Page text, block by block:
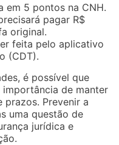
em 5 pontos na CNH.
pagar R$
original.
feita pelo aplicativo
(CDT).
é possível que
de manter
prazos. Prevenir a
uma questão de
jurídica e